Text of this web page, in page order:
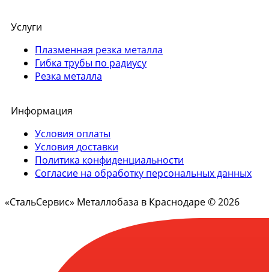
Услуги
Плазменная резка металла
Гибка трубы по радиусу
Резка металла
Информация
Условия оплаты
Условия доставки
Политика конфиденциальности
Согласие на обработку персональных данных
«СтальСервис» Металлобаза в Краснодаре © 2026